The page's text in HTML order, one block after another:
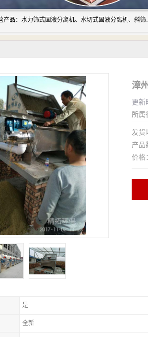
河南精拓环保设备有限公司（咨询电话：18595569755），主
漳
更新
所属
发货
产品
价格
是
全新